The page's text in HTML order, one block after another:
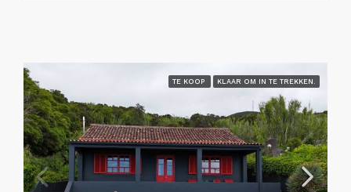
TE KOOP KLAAR OM IN TE TREKKEN.